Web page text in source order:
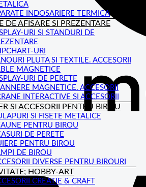
INDOSARIERE TERMICA
DE AFISARE SI PREZENTARE
URI SI STANDURI DE
URI
PLUTA SI TEXTILE. ACCESORII
MAGNETICE
URI DE PERETE
MAGNETICE. ACCESORII
INTERACTIVE SI ACCESORII
SI ACCESORII PENTRU BIROU
SI FISETE METALICE
PENTRU BIROU
DE PERETE
PENTRU BIROU
DE BIROU
DIVERSE PENTRU BIROURI
HOBBY-ART
CREATIE & CRAFT